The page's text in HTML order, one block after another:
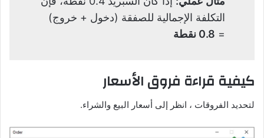
التكلفة الإجمالية للصفقة (دخول + خروج)
= 0.8 نقطة
كيفية قراءة فروق الأسعار
لتحديد الفروقات ، انظر إلى أسعار البيع والشراء.